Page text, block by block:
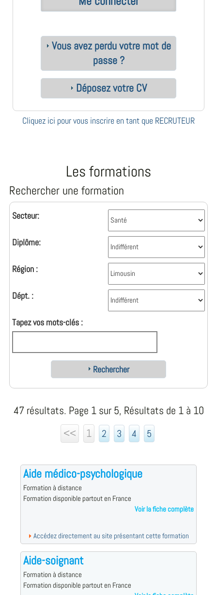
Vous avez perdu votre mot de
passe ?
Déposez votre CV
Cliquez ici pour vous inscrire en tant que RECRUTEUR
Les formations
Rechercher une formation
Secteur:
Diplôme:
Région :
Dépt. :
Tapez vos mots-clés :
Rechercher
47 résultats. Page 1 sur 5, Résultats de 1 à 10
<<
1 2 3 4 5
Aide médico-psychologique
Formation à distance
Formation disponible partout en France
Voir la fiche complète
Accédez directement au site présentant cette formation
Aide-soignant
Formation à distance
Formation disponible partout en France